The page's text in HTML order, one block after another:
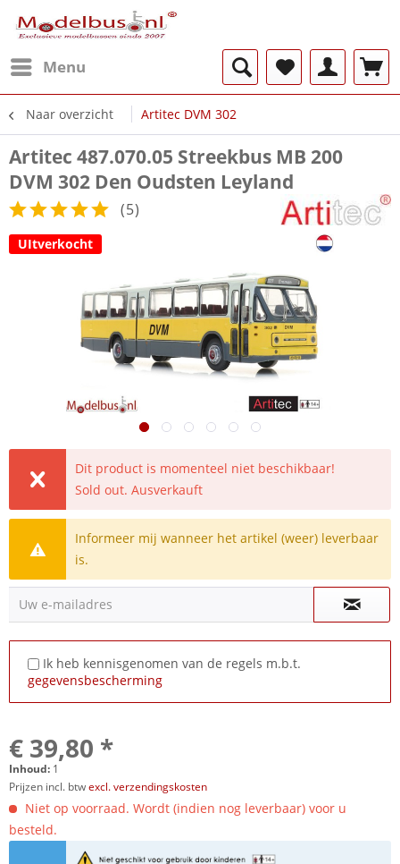
Menu
Naar overzicht Artitec DVM 302
Artitec 487.070.05 Streekbus MB 200
DVM 302 Den Oudsten Leyland
(5)
UItverkocht
Dit product is momenteel niet beschikbaar!
Sold out. Ausverkauft
Informeer mij wanneer het artikel (weer) leverbaar
is.
Uw e-mailadres
Ik heb kennisgenomen van de regels m.b.t.
gegevensbescherming
€ 39,80 *
Inhoud: 1
Prijzen incl. btwexcl. verzendingskosten
Niet op voorraad. Wordt (indien nog leverbaar) voor u
besteld.